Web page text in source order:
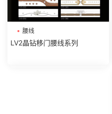
腰线
LV2晶钻移门腰线系列